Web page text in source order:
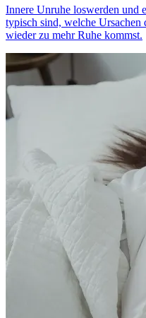
Innere Unruhe loswerden und
typisch sind, welche Ursachen
wieder zu mehr Ruhe kommst.